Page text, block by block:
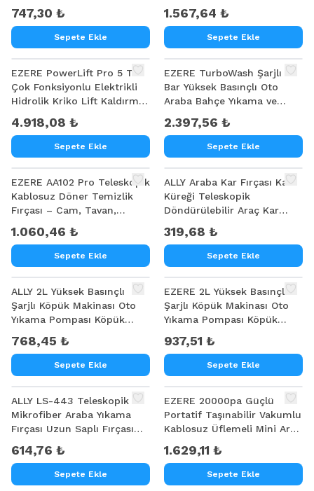
747,30 ₺
Sepete Ekle
1.567,64 ₺
Sepete Ekle
EZERE PowerLift Pro 5 Ton
Çok Fonksiyonlu Elektrikli
Hidrolik Kriko Lift Kaldırma
/ LED Işık
4.918,08 ₺
Sepete Ekle
EZERE TurboWash Şarjlı 60
Bar Yüksek Basınçlı Oto
Araba Bahçe Yıkama ve
Makinesi
2.397,56 ₺
Sepete Ekle
EZERE AA102 Pro Teleskopik
Kablosuz Döner Temizlik
Fırçası – Cam, Tavan,
1.060,46 ₺
Sepete Ekle
ALLY Araba Kar Fırçası Kar
Küreği Teleskopik
Döndürülebilir Araç Kar
319,68 ₺
Sepete Ekle
ALLY 2L Yüksek Basınçlı
Şarjlı Köpük Makinası Oto
Yıkama Pompası Köpük
768,45 ₺
Sepete Ekle
EZERE 2L Yüksek Basınçlı
Şarjlı Köpük Makinası Oto
Yıkama Pompası Köpük
937,51 ₺
Sepete Ekle
ALLY LS-443 Teleskopik
Mikrofiber Araba Yıkama
Fırçası Uzun Saplı Fırçası
614,76 ₺
Sepete Ekle
EZERE 20000pa Güçlü
Portatif Taşınabilir Vakumlu
Kablosuz Üflemeli Mini Araç
1.629,11 ₺
Sepete Ekle